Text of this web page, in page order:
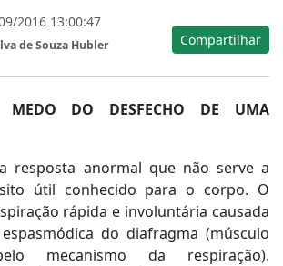
2016 13:00:47
de Souza Hubler Compartilhar
MEDO DO DESFECHO DE UMA
resposta anormal que não serve a
útil conhecido para o corpo. O
rápida e involuntária causada
do diafragma (músculo
mecanismo da respiração).